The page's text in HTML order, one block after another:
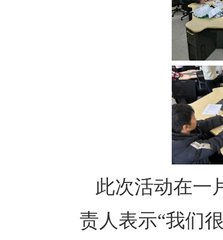
此次活动在一
责人表示“我们